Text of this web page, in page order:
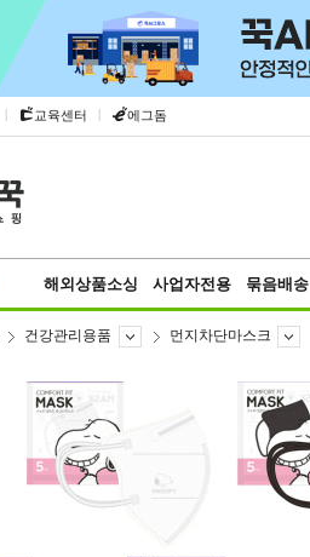
| 교육센터 | 에그돔
해외상품소싱 사업자전용 묶음배송
건강관리용품 먼지차단마스크